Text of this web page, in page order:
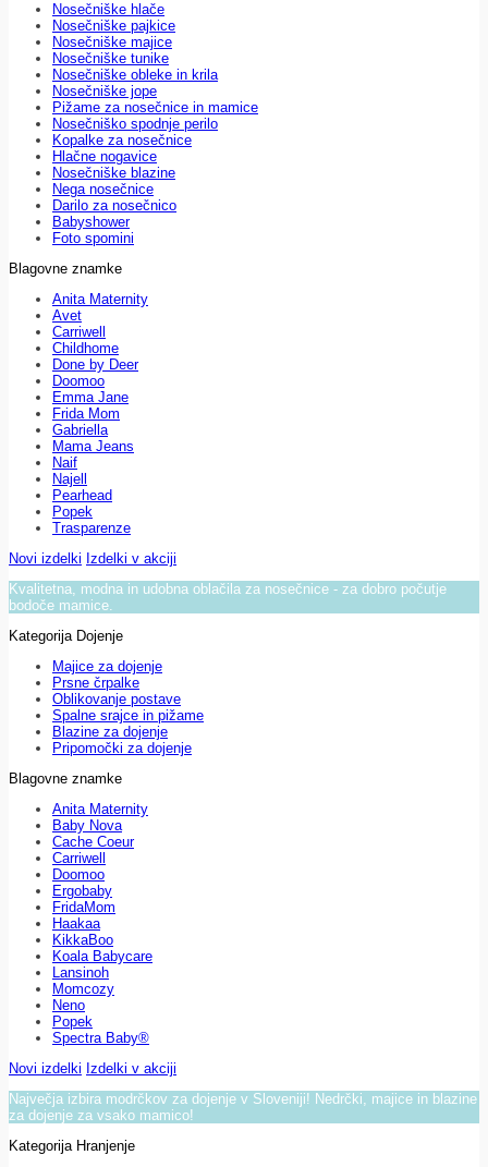
Nosečniške hlače
Nosečniške pajkice
Nosečniške majice
Nosečniške tunike
Nosečniške obleke in krila
Nosečniške jope
Pižame za nosečnice in mamice
Nosečniško spodnje perilo
Kopalke za nosečnice
Hlačne nogavice
Nosečniške blazine
Nega nosečnice
Darilo za nosečnico
Babyshower
Foto spomini
Blagovne znamke
Anita Maternity
Avet
Carriwell
Childhome
Done by Deer
Doomoo
Emma Jane
Frida Mom
Gabriella
Mama Jeans
Naif
Najell
Pearhead
Popek
Trasparenze
Novi izdelki Izdelki v akciji
Kvalitetna, modna in udobna oblačila za nosečnice - za dobro počutje
bodoče mamice.
Kategorija Dojenje
Majice za dojenje
Prsne črpalke
Oblikovanje postave
Spalne srajce in pižame
Blazine za dojenje
Pripomočki za dojenje
Blagovne znamke
Anita Maternity
Baby Nova
Cache Coeur
Carriwell
Doomoo
Ergobaby
FridaMom
Haakaa
KikkaBoo
Koala Babycare
Lansinoh
Momcozy
Neno
Popek
Spectra Baby®
Novi izdelki Izdelki v akciji
Največja izbira modrčkov za dojenje v Sloveniji! Nedrčki, majice in blazine
za dojenje za vsako mamico!
Kategorija Hranjenje